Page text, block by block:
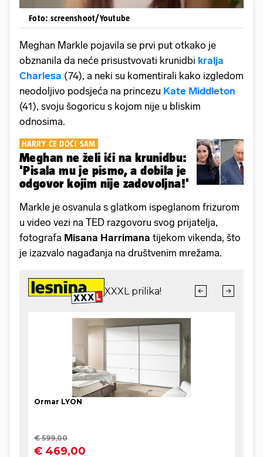
Foto: screenshoot/Youtube
Meghan Markle pojavila se prvi put otkako je
obznanila da neće prisustvovati krunidbi kralja
Charlesa (74), a neki su komentirali kako izgledom
neodoljivo podsjeća na princezu Kate Middleton
(41), svoju šogoricu s kojom nije u bliskim
odnosima.
HARRY ĆE DOĆI SAM
Meghan ne želi ići na krunidbu:
'Pisala mu je pismo, a dobila je
odgovor kojim nije zadovoljna!'
Markle je osvanula s glatkom ispeglanom frizurom
u video vezi na TED razgovoru svog prijatelja,
fotografa Misana Harrimana tijekom vikenda, što
je izazvalo nagađanja na društvenim mrežama.